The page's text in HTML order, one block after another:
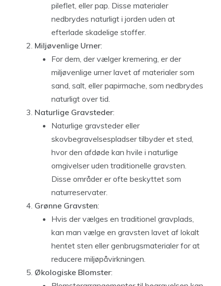
pileflet, eller pap. Disse materialer
nedbrydes naturligt i jorden uden at
efterlade skadelige stoffer.
Miljøvenlige Urner:
For dem, der vælger kremering, er der
miljøvenlige urner lavet af materialer som
sand, salt, eller papirmache, som nedbrydes
naturligt over tid.
Naturlige Gravsteder:
Naturlige gravsteder eller
skovbegravelsespladser tilbyder et sted,
hvor den afdøde kan hvile i naturlige
omgivelser uden traditionelle gravsten.
Disse områder er ofte beskyttet som
naturreservater.
Grønne Gravsten:
Hvis der vælges en traditionel gravplads,
kan man vælge en gravsten lavet af lokalt
hentet sten eller genbrugsmaterialer for at
reducere miljøpåvirkningen.
Økologiske Blomster: